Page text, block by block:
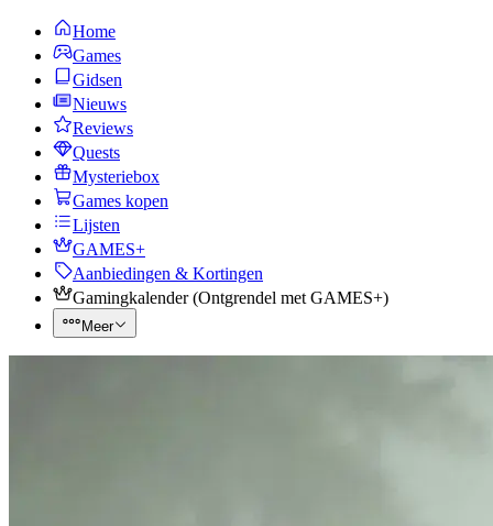
Home
Games
Gidsen
Nieuws
Reviews
Quests
Mysteriebox
Games kopen
Lijsten
GAMES+
Aanbiedingen & Kortingen
Gamingkalender(Ontgrendel met GAMES+)
Meer